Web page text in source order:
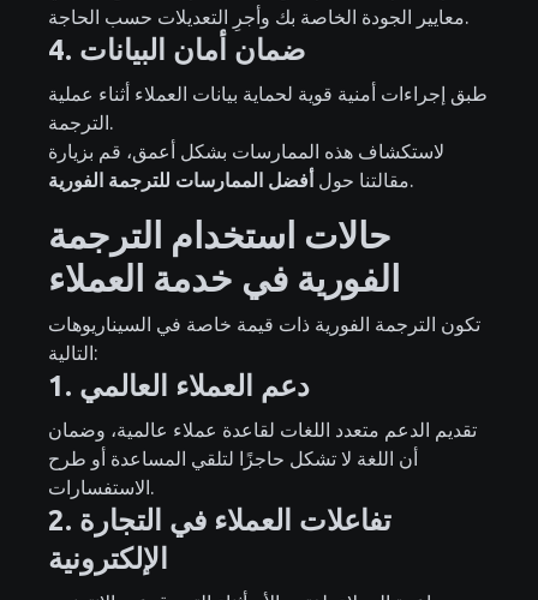
4. ضمان أمان البيانات
طبق إجراءات أمنية قوية لحماية بيانات العملاء أثناء عملية
لاستكشاف هذه الممارسات بشكل أعمق، قم بزيارة
مقالتنا حول أفضل الممارسات للترجمة الفورية
حالات استخدام الترجمة
الفورية في خدمة العملاء
تكون الترجمة الفورية ذات قيمة خاصة في السيناريوهات
التالية:
1. دعم العملاء العالمي
تقديم الدعم متعدد اللغات لقاعدة عملاء عالمية، وضمان
أن اللغة لا تشكل حاجزًا لتلقي المساعدة أو طرح
2. تفاعلات العملاء في التجارة
الإلكترونية